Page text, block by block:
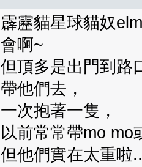
霹靂貓星球貓奴
會啊~
但頂多是出門到路
帶他們去，
一次抱著一隻，
以前常常帶mo mo
但他們實在太重啦